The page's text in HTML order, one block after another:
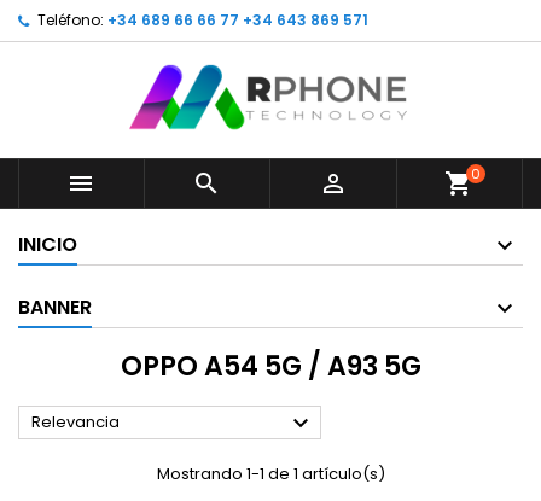
Teléfono: +34 689 66 66 77 +34 643 869 571
   shopping_cart0
INICIO
BANNER
OPPO A54 5G / A93 5G
Relevancia 
Mostrando 1-1 de 1 artículo(s)